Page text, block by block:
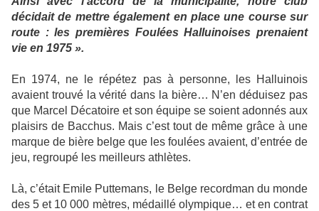
décidait de mettre également en place une course sur
route : les premières Foulées Halluinoises prenaient
vie en 1975 ».
En 1974, ne le répétez pas à personne, les Halluinois
avaient trouvé la vérité dans la bière… N’en déduisez pas
que Marcel Décatoire et son équipe se soient adonnés aux
plaisirs de Bacchus. Mais c’est tout de même grâce à une
marque de bière belge que les foulées avaient, d’entrée de
jeu, regroupé les meilleurs athlètes.
Là, c’était Emile Puttemans, le Belge recordman du monde
des 5 et 10 000 mètres, médaillé olympique… et en contrat